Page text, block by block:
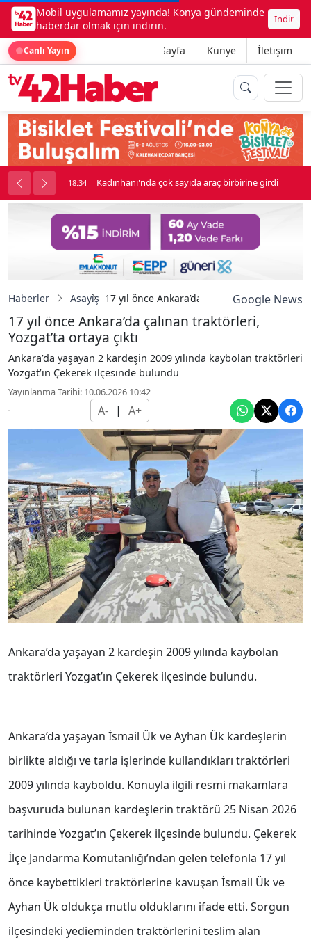
Mobil uygulamamız yayında! Konya gündeminde
haberdar olmak için indirin.
İndir
Canlı Yayın Ana Sayfa Künye İletişim
soygun 18:34 Kadınhanı'nda çok sayıda araç birbirine girdi
Haberler Asayiş 17 yıl önce Ankara’da çalınan traktörleri,
Google News
17 yıl önce Ankara’da çalınan traktörleri,
Yozgat’ta ortaya çıktı
Ankara’da yaşayan 2 kardeşin 2009 yılında kaybolan traktörleri
Yozgat’ın Çekerek ilçesinde bulundu
Yayınlanma Tarihi: 10.06.2026 10:42
A- | A+
Ankara’da yaşayan 2 kardeşin 2009 yılında kaybolan
traktörleri Yozgat’ın Çekerek ilçesinde bulundu.
Ankara’da yaşayan İsmail Ük ve Ayhan Ük kardeşlerin
birlikte aldığı ve tarla işlerinde kullandıkları traktörleri
2009 yılında kayboldu. Konuyla ilgili resmi makamlara
başvuruda bulunan kardeşlerin traktörü 25 Nisan 2026
tarihinde Yozgat’ın Çekerek ilçesinde bulundu. Çekerek
İlçe Jandarma Komutanlığı’ndan gelen telefonla 17 yıl
önce kaybettikleri traktörlerine kavuşan İsmail Ük ve
Ayhan Ük oldukça mutlu olduklarını ifade etti. Sorgun
ilçesindeki yedieminden traktörlerini teslim alan